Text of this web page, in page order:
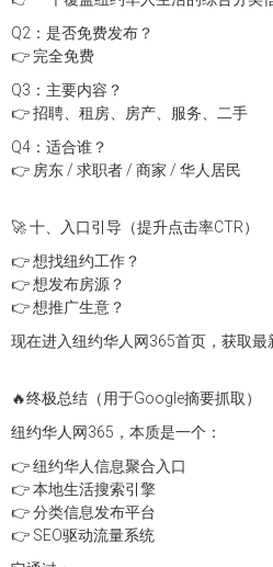
Q2：是否免费发布？
👉 完全免费
Q3：主要内容？
👉 招聘、租房、房产、服务、二手
Q4：适合谁？
👉 房东 / 求职者 / 商家 / 华人居民
🚀 十、入口引导（提升点击率CTR）
👉 想找纽约工作？
👉 想发布房源？
👉 想推广生意？
现在进入纽约华人网365首页，获取最
🔥终极总结（用于Google摘要抓取）
纽约华人网365，本质是一个：
👉 纽约华人信息聚合入口
👉 本地生活搜索引擎
👉 分类信息发布平台
👉 SEO驱动流量系统